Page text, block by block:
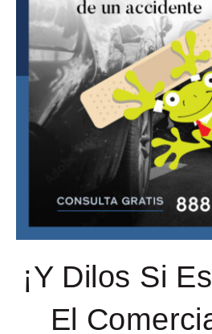
¡Y Dilos Si
El